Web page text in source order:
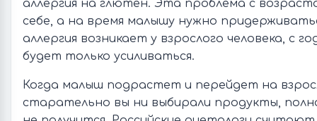
аллергия на глютен. Эта проблема с
себе, а на время малышу нужно
аллергия возникает у взрослого человека, с
будет только усиливаться.
Когда малыш подрастет и перейдет на
старательно вы ни выбирали продукты,